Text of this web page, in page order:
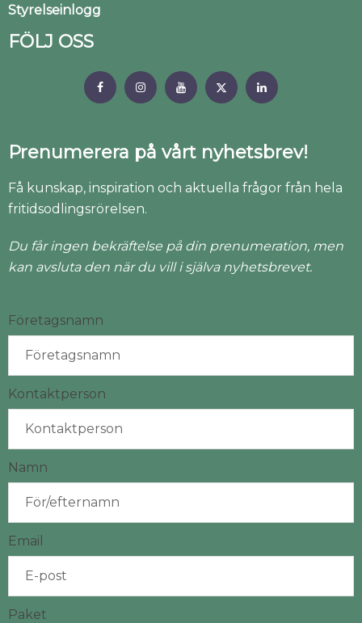
Styrelseinlogg
FÖLJ OSS
Prenumerera på vårt nyhetsbrev!
Få kunskap, inspiration och aktuella frågor från hela
fritidsodlingsrörelsen.
Du får ingen bekräftelse på din prenumeration, men
kan avsluta den när du vill i själva nyhetsbrevet.
Företagsnamn
Kontaktperson
Namn
Email
Paket